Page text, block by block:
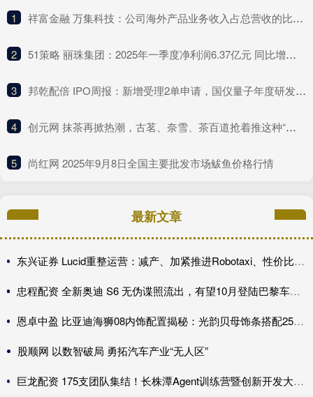
1 ​祥富金融 万集科技：公司海外产品业务收入占总营收的比例较低
2 ​51策略 丽珠集团：2025年一季度净利润6.37亿元 同比增长4.75%
3 ​邦乾配倍 IPO周报：新增受理2单申请，国仪量子年度研发投入占比下滑
4 ​创元网 抹茶再掀热潮，古茗、奈雪、茶百道抢着推这种“浓”新品
5 ​尚红网 2025年9月8日全国主要批发市场鲅鱼价格行情
最新文章
东兴证券 Lucid重整运营：减产、加紧推进Robotaxi、性价比车型继续跳票
忠程配资 全新奥迪 S6 无伪谍照流出，有望10月登陆巴黎车展完成首秀!
恩卓中盈 比亚迪海狮08内饰配置揭秘：光韵贝母饰条搭配25扬帝瓦雷音响登场
股顺网 以数智破局 勇拓汽车产业“无人区”
巨龙配资 175支团队集结！长株潭Agent训练营暨创新开发大赛第一期训练营开讲